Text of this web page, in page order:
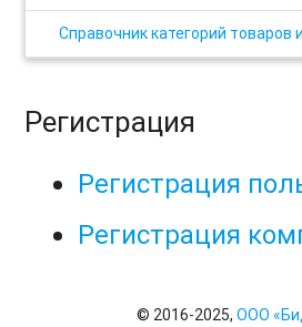
Справочник категорий товаров
Регистрация
Регистрация
Регистрация
© 2016-2025, ООО